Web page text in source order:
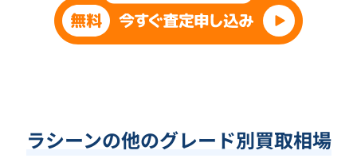
ラシーンの他のグレード別買取相場